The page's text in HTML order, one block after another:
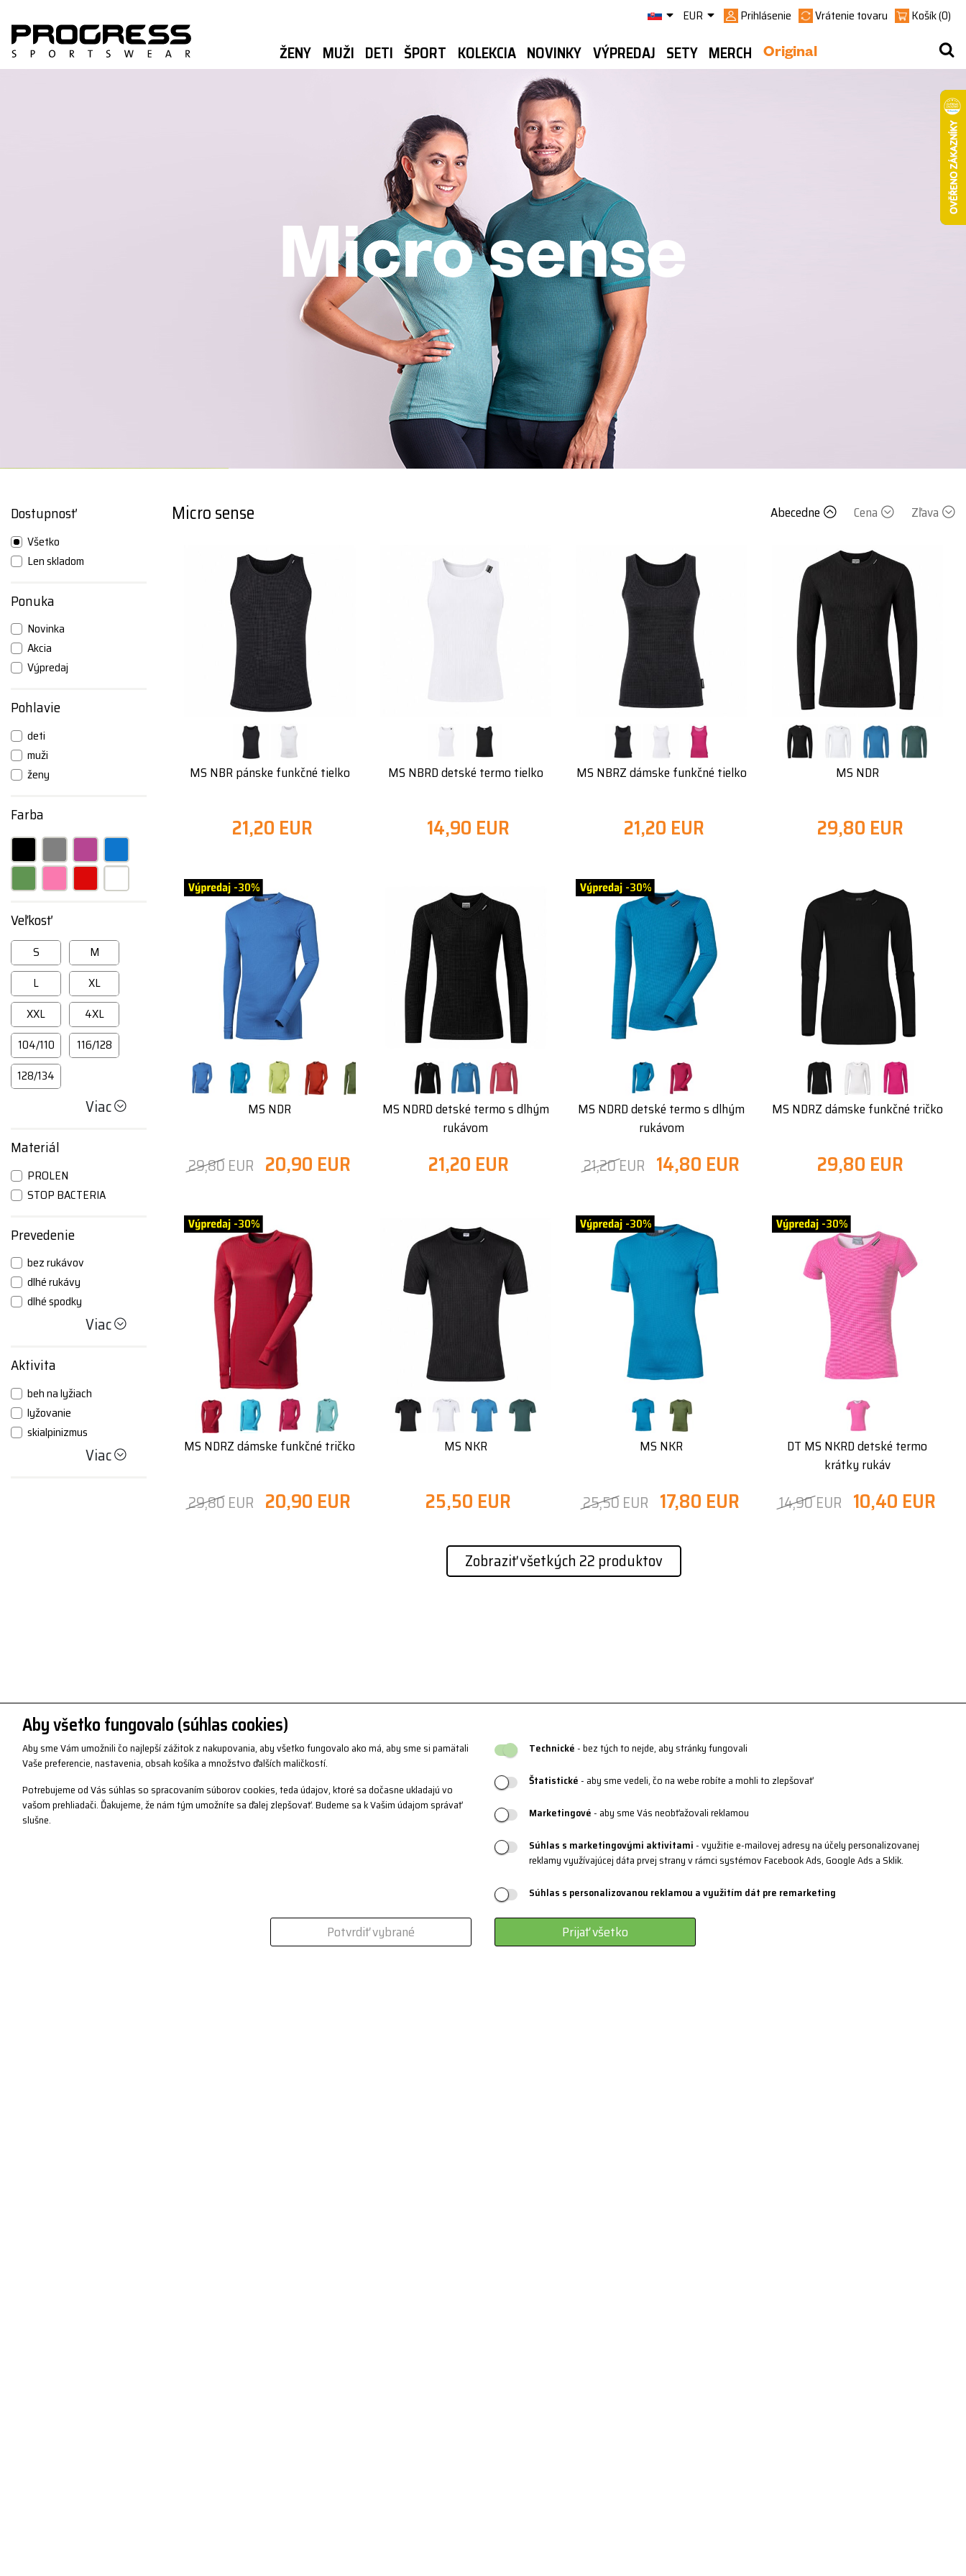
Aby všetko fungovalo (súhlas cookies)
Aby sme Vám umožnili čo najlepší zážitok z nakupovania, aby všetko fungovalo ako má, aby sme si pamätali
Vaše preferencie, nastavenia, obsah košíka a množstvo ďalších maličkostí.
Potrebujeme od Vás súhlas so spracovaním súborov cookies, teda údajov, ktoré sa dočasne ukladajú vo
vašom prehliadači. Ďakujeme, že nám tým umožníte sa ďalej zlepšovať. Budeme sa k Vašim údajom správať
slušne.
Technické- bez tých to nejde, aby stránky fungovali
Štatistické- aby sme vedeli, čo na webe robíte a mohli to zlepšovať
Marketingové- aby sme Vás neobťažovali reklamou
Súhlas s marketingovými aktivitami- využitie e-mailovej adresy na účely personalizovanej
reklamy využívajúcej dáta prvej strany v rámci systémov Facebook Ads, Google Ads a Sklik.
Súhlas s personalizovanou reklamou a využitím dát pre remarketing
Potvrdiť vybrané Prijať všetko
EUR Prihlásenie Vrátenie tovaru Košík(0)
ŽENY MUŽI DETI ŠPORT KOLEKCIA NOVINKY VÝPREDAJ SETY Original
MERCH
Micro sense
Dostupnosť
Všetko
Len skladom
Ponuka
Novinka
Akcia
Výpredaj
Pohlavie
deti
muži
ženy
Farba
Veľkosť
S
M
L
XL
XXL
4XL
104/110
116/128
128/134
Viac
Materiál
PROLEN
STOP BACTERIA
Prevedenie
bez rukávov
dlhé rukávy
dlhé spodky
Viac
Aktivita
beh na lyžiach
lyžovanie
skialpinizmus
Viac
Micro sense Abecedne Cena Zľava
MS NBR pánske funkčné tielko
21,20 EUR
MS NBRD detské termo tielko
14,90 EUR
MS NBRZ dámske funkčné tielko
21,20 EUR
MS NDR
29,80 EUR
-30%
MS NDR
29,80 EUR 20,90 EUR
MS NDRD detské termo s dlhým
rukávom
21,20 EUR
-30%
MS NDRD detské termo s dlhým
rukávom
21,20 EUR 14,80 EUR
MS NDRZ dámske funkčné tričko
29,80 EUR
-30%
MS NDRZ dámske funkčné tričko
29,80 EUR 20,90 EUR
MS NKR
25,50 EUR
-30%
MS NKR
25,50 EUR 17,80 EUR
-30%
DT MS NKRD detské termo
krátky rukáv
14,90 EUR 10,40 EUR
Zobraziť všetkých 22 produktov